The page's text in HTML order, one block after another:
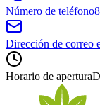
Número de teléfono
Dirección de correo
Horario de apertura